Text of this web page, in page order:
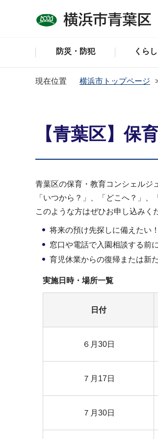
防災・防犯 くら
現在位置 横浜市トップページ
【青葉区】保
青葉区の保育・教育コンシェルジ
「いつから？」、「どこへ？」
このような方はぜひお申し込みく
将来の預け先探しに備えたい！
窓口や電話で入園相談する前
育児休業からの復帰または新
実施日時・場所一覧
日付
６月30日
７月17日
７月30日